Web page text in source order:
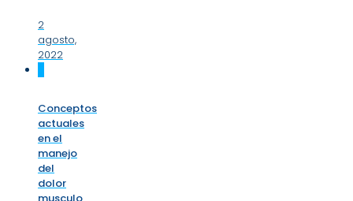
2
agosto,
2022
Conceptos
actuales
en el
manejo
del
dolor